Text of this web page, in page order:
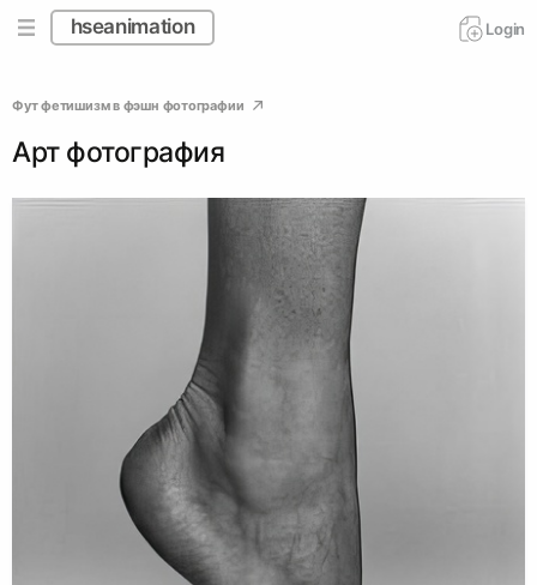
hseanimation Login
Фут фетишизм в фэшн фотографии
Арт фотография